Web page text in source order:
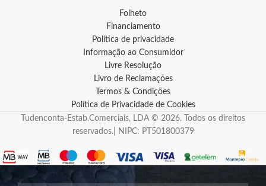
Folheto
Financiamento
Política de privacidade
Informação ao Consumidor
Livre Resolução
Livro de Reclamações
Termos & Condições
Política de Privacidade de Cookies
Tudenconta-Estab.Comerciais, LDA © 2026. Todos os direitos
reservados.| NIPC: PT501800379